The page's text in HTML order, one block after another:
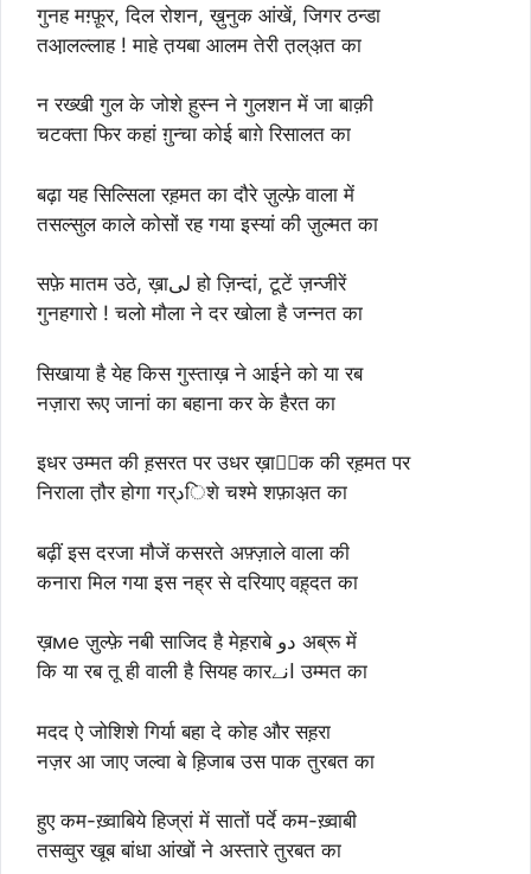
गुनह मग़्फ़ूर, दिल रोशन, ख़ुनुक आंखें, जिगर ठन्डा
तआ़लल्लाह ! माहे त़यबा आलम तेरी त़ल्अ़त का
न रख्खी गुल के जोशे ह़ुस्न ने गुलशन में जा बाक़ी
चटक्ता फिर कहां ग़ुन्चा कोई बाग़े रिसालत का
बढ़ा यह सिल्सिला रह़मत का दौरे ज़ुल्फ़े वाला में
तसल्सुल काले कोसों रह गया इस्यां की ज़ुल्मत का
सफ़े मातम उठे, ख़ाلی हो ज़िन्दां, टूटें ज़न्जीरें
गुनहगारो ! चलो मौला ने दर खोला है जन्नत का
सिखाया है येह किस गुस्ताख़ ने आईने को या रब
नज़ारा रूए जानां का बहाना कर के हैरत का
इधर उम्मत की ह़सरत पर उधर ख़ालِक की रह़मत पर
निराला त़ौर होगा गर्دिशे चश्मे शफ़ाअ़त का
बढ़ीं इस दरजा मौजें कसरते अफ़्ज़ाले वाला की
कनारा मिल गया इस नह्‌र से दरियाए वह़्‌दत का
ख़ме ज़ुल्फ़े नबी साजिद है मेह़राबे دو अब्रू में
कि या रब तू ही वाली है सियह कारانے उम्मत का
मदद ऐ जोशिशे गिर्या बहा दे कोह और सह़रा
नज़र आ जाए जल्वा बे ह़िजाब उस पाक तुरबत का
हुए कम-ख़्वाबिये हिज्रां में सातों पर्दे कम-ख़्वाबी
तसव्वुर खूब बांधा आंखों ने अस्तारे तुरबत का